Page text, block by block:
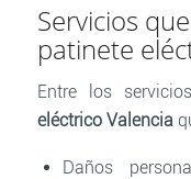
Servicios
patinete
Entre los
eléctrico Valencia
Daños